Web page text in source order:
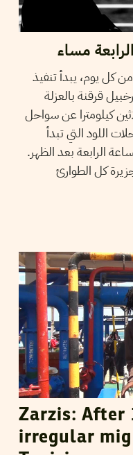
مساء
كل يوم، يبدأ تنفيذ
في أرخبيل قرقنة بالعزلة
كيلومترا عن سواحل
اللود التي تبدأ
الرابعة بعد الظهر.
الجزيرة كل الطوارئ
Zarzis: After
irregular